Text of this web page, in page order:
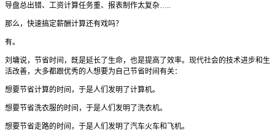
导盘总出错、工资计算任务重、报表制作太复杂…..
那么，快速搞定薪酬计算还有戏吗？
有。
刘墉说，节省时间，既是延长了生命，也是提高了效率。现代社会的技术进步和生
活改善，大多都跟优秀的人想要为自己节省时间有关：
想要节省计算的时间，于是人们发明了计算机。
想要节省洗衣服的时间，于是人们发明了洗衣机。
想要节省走路的时间，于是人们发明了汽车火车和飞机。